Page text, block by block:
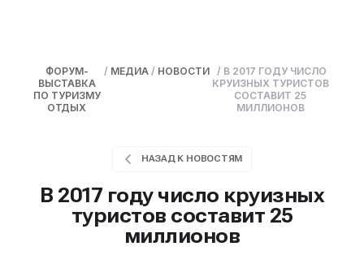
ФОРУМ-
ВЫСТАВКА
ПО ТУРИЗМУ
ОТДЫХ
/ МЕДИА/ НОВОСТИ / В 2017 ГОДУ ЧИСЛО
КРУИЗНЫХ ТУРИСТОВ
СОСТАВИТ 25
МИЛЛИОНОВ
НАЗАД К НОВОСТЯМ
В 2017 году число круизных
туристов составит 25
миллионов